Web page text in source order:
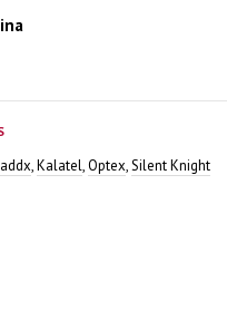
,Kalatel,Optex,Silent Knight